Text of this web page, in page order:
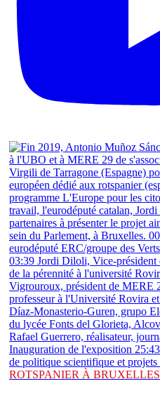
ROTSPANIER À BRUXELLES